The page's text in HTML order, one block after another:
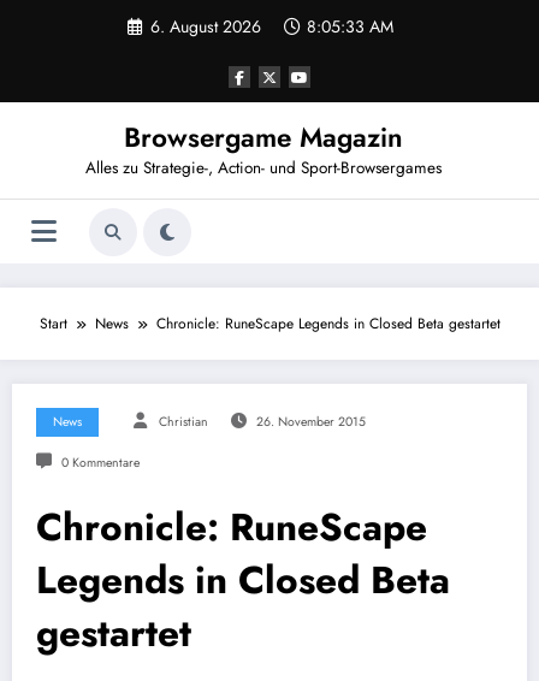
6. August 2026 8:05:33 AM
Browsergame Magazin
Alles zu Strategie-, Action- und Sport-Browsergames
Start News Chronicle: RuneScape Legends in Closed Beta gestartet
News Christian 26. November 2015
0 Kommentare
Chronicle: RuneScape
Legends in Closed Beta
gestartet